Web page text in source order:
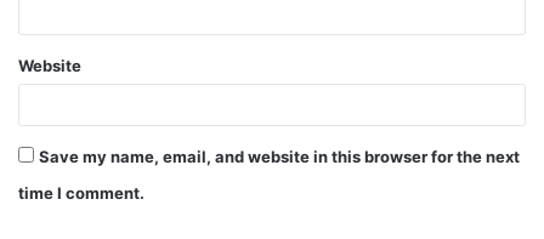
Website
Save my name, email, and website in this browser for the next
time I comment.